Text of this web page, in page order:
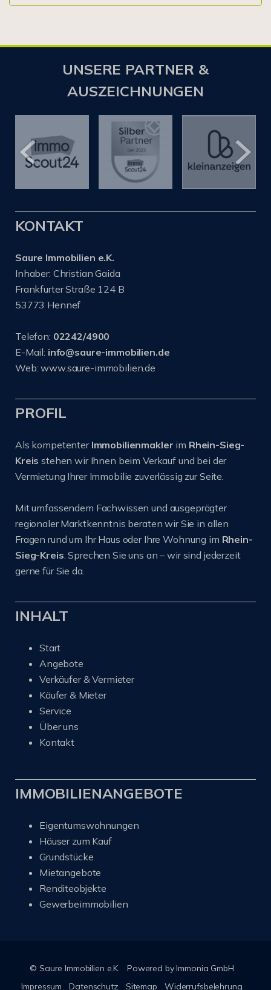
UNSERE PARTNER &
AUSZEICHNUNGEN
KONTAKT
Saure Immobilien e.K.
Inhaber: Christian Gaida
Frankfurter Straße 124 B
53773 Hennef
Telefon: 02242/4900
E-Mail: info@saure-immobilien.de
Web: www.saure-immobilien.de
PROFIL
Als kompetenter Immobilienmakler im Rhein-Sieg-
Kreisstehen wir Ihnen beim Verkauf und bei der
Vermietung Ihrer Immobilie zuverlässig zur Seite.
Mit umfassendem Fachwissen und ausgeprägter
regionaler Marktkenntnis beraten wir Sie in allen
Fragen rund um Ihr Haus oder Ihre Wohnung im Rhein-
Sieg-Kreis. Sprechen Sie uns an – wir sind jederzeit
gerne für Sie da.
INHALT
Start
Angebote
Verkäufer & Vermieter
Käufer & Mieter
Service
Über uns
Kontakt
IMMOBILIENANGEBOTE
Eigentumswohnungen
Häuser zum Kauf
Grundstücke
Mietangebote
Renditeobjekte
Gewerbeimmobilien
© Saure Immobilien e.K.
Powered by Immonia GmbH
Impressum
Datenschutz Sitemap Widerrufsbelehrung